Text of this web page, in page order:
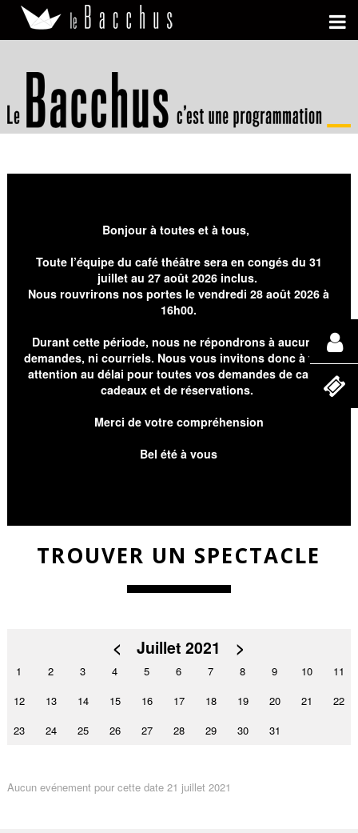
Bonjour à toutes et à tous,
Toute l’équipe du café théâtre sera en congés du 31
juillet au 27 août 2026 inclus.
Nous rouvrirons nos portes le vendredi 28 août 2026 à
16h00.
Durant cette période, nous ne répondrons à aucunes
demandes, ni courriels. Nous vous invitons donc à faire
attention au délai pour toutes vos demandes de cartes
cadeaux et de réservations.
Merci de votre compréhension
Bel été à vous
TROUVER UN SPECTACLE
< Juillet 2021 >
1 2 3 4 5 6 7 8 9 10
11
12
13 14 15 16 17 18 19 20 21
22
23
24 25 26 27 28 29 30 31
Aucun evénement pour cette date 21 juillet 2021